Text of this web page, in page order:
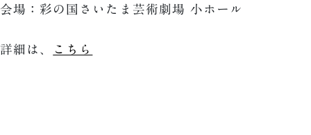
会場：彩の国さいたま芸術劇場 小ホール
詳細は、 こちら